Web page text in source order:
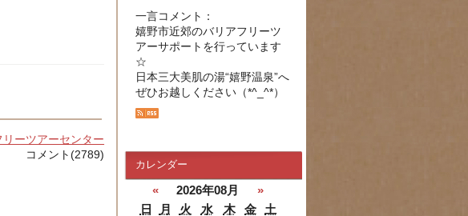
ーツアーセンター
コメント(2789)
一言コメント：
嬉野市近郊のバリアフリーツ
アーサポートを行っています
☆
日本三大美肌の湯“嬉野温泉”へ
ぜひお越しください（*^_^*）
カレンダー
« 2026年08月
»
日
月 火 水 木 金
土